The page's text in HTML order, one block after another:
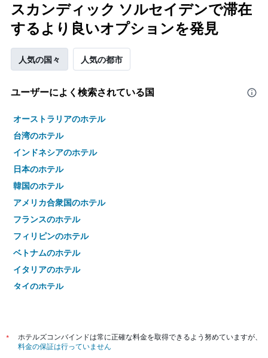
スカンディック ソルセイデンで滞在
するより良いオプションを発見
人気の国々 人気の都市
ユーザーによく検索されている国
オーストラリアのホテル
台湾のホテル
インドネシアのホテル
日本のホテル
韓国のホテル
アメリカ合衆国のホテル
フランスのホテル
フィリピンのホテル
ベトナムのホテル
イタリアのホテル
タイのホテル
*
ホテルズコンバインドは常に正確な料金を取得できるよう努めていますが、
料金の保証は行っていません